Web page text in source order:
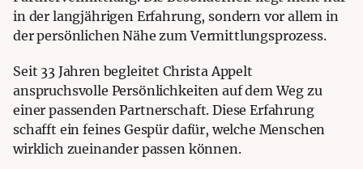
in der langjährigen Erfahrung, sondern vor allem in
der persönlichen Nähe zum Vermittlungsprozess.
Seit 33 Jahren begleitet Christa Appelt
anspruchsvolle Persönlichkeiten auf dem Weg zu
einer passenden Partnerschaft. Diese Erfahrung
schafft ein feines Gespür dafür, welche Menschen
wirklich zueinander passen können.